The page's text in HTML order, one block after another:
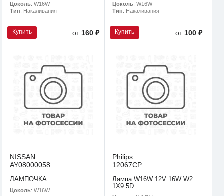
Цоколь: W16W
Тип: Накаливания
Купить от160 ₽
Цоколь: W16W
Тип: Накаливания
Купить от100 ₽
NISSAN
AY08000058
ЛАМПОЧКА
Цоколь: W16W
Philips
12067CP
Лампа W16W 12V 16W W2
1X9 5D